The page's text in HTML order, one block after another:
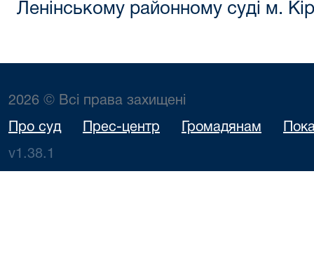
Ленінському районному суді м.
2026 © Всі права захищені
Про суд Прес-центр Громадянам
v1.38.1